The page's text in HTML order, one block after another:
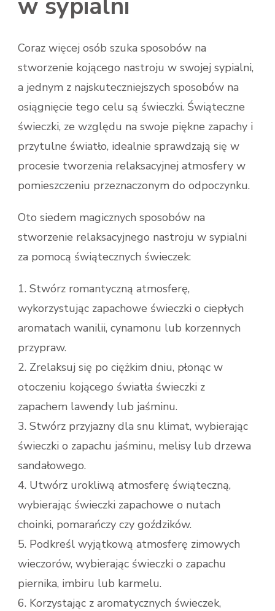
Coraz więcej osób szuka sposobów na
stworzenie kojącego nastroju w swojej sypialni,
a jednym z najskuteczniejszych sposobów na
osiągnięcie tego celu są świeczki. Świąteczne
świeczki, ze względu na swoje piękne zapachy i
przytulne światło, idealnie sprawdzają się w
procesie tworzenia relaksacyjnej atmosfery w
pomieszczeniu przeznaczonym do odpoczynku.
Oto siedem magicznych sposobów na
stworzenie relaksacyjnego nastroju w sypialni
za pomocą świątecznych świeczek:
1. Stwórz romantyczną atmosferę,
wykorzystując zapachowe świeczki o ciepłych
aromatach wanilii, cynamonu lub korzennych
przypraw.
2. Zrelaksuj się po ciężkim dniu, płonąc w
otoczeniu kojącego światła świeczki z
zapachem lawendy lub jaśminu.
3. Stwórz przyjazny dla snu klimat, wybierając
świeczki o zapachu jaśminu, melisy lub drzewa
sandałowego.
4. Utwórz urokliwą atmosferę świąteczną,
wybierając świeczki zapachowe o nutach
choinki, pomarańczy czy goździków.
5. Podkreśl wyjątkową atmosferę zimowych
wieczorów, wybierając świeczki o zapachu
piernika, imbiru lub karmelu.
6. Korzystając z aromatycznych świeczek,